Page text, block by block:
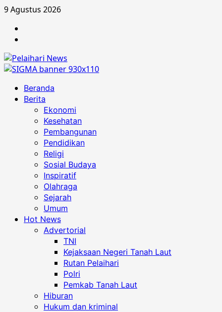
Skip
content
9 Agustus 2026
Primary
Menu
Beranda
Berita
Ekonomi
Kesehatan
Pembangunan
Pendidikan
Religi
Sosial Budaya
Inspiratif
Olahraga
Sejarah
Umum
Hot News
Advertorial
TNI
Kejaksaan Negeri Tanah Laut
Rutan Pelaihari
Polri
Pemkab Tanah Laut
Hiburan
Hukum dan kriminal